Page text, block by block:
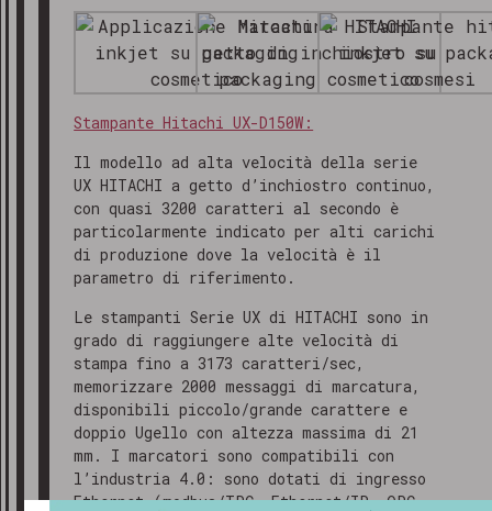
Stampante Hitachi UX-D150W:
Il modello ad alta velocità della serie
UX HITACHI a getto d’inchiostro continuo,
con quasi 3200 caratteri al secondo è
particolarmente indicato per alti carichi
di produzione dove la velocità è il
parametro di riferimento.
Le stampanti Serie UX di HITACHI sono in
grado di raggiungere alte velocità di
stampa fino a 3173 caratteri/sec,
memorizzare 2000 messaggi di marcatura,
disponibili piccolo/grande carattere e
doppio Ugello con altezza massima di 21
mm. I marcatori sono compatibili con
l’industria 4.0: sono dotati di ingresso
Ethernet (modbus/TPC, Ethernet/IP, OPC-
GRAZIE PER AVERCI CONTATTATO
Gentile cliente,